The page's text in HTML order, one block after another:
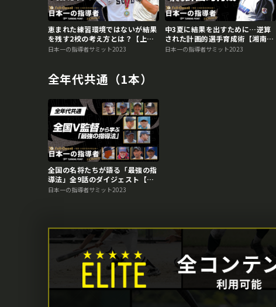
再生中
恵まれた練習環境ではないが結果
を残す2校の考え方とは？【上一
色中×駿台学園中】 日本一の指
日本一の指導者サミット2023
中3夏に結果を出すために…逆算
された計画的選手育成術【湘南ボ
ーイズ】 日本一の指導者サミッ
日本一の指導者サミット2023
全年代共通（1本）
全国の名将たちが語る「最強の指
導法」全9話のダイジェスト【総
集編】 日本一の指導者サミット
日本一の指導者サミット2023